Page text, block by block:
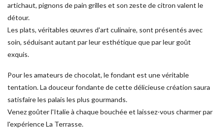
artichaut, pignons de pain grilles et son zeste de citron valent le
détour.
Les plats, véritables œuvres d'art culinaire, sont présentés avec
soin, séduisant autant par leur esthétique que par leur goût
exquis.
Pour les amateurs de chocolat, le fondant est une véritable
tentation. La douceur fondante de cette délicieuse création saura
satisfaire les palais les plus gourmands.
Venez goûter l'Italie à chaque bouchée et laissez-vous charmer par
l'expérience La Terrasse.